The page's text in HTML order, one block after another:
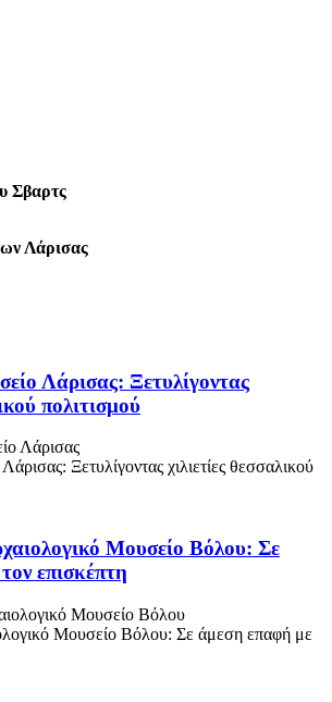
Σβαρτς
Λάρισας
Λάρισας: Ξετυλίγοντας
πολιτισμού
Ξετυλίγοντας χιλιετίες θεσσαλικού
Μουσείο Βόλου: Σε
επισκέπτη
Μουσείο Βόλου: Σε άμεση επαφή με